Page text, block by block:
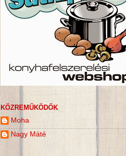
KÖZREMŰKÖDŐK
Moha
Nagy Máté